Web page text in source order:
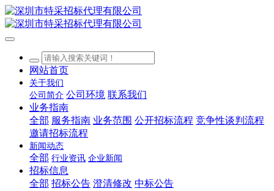
网站首页
关于我们
公司简介 公司环境 联系我们
业务指南
全部 服务指南 业务范围 公开招标流程 竞争性谈判流程
邀请招标流程
新闻动态
全部 行业资讯 企业新闻
招标信息
全部 招标公告 澄清修改 中标公告